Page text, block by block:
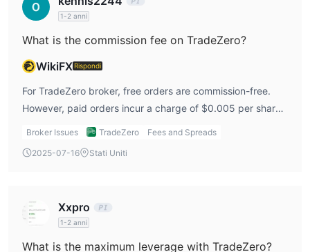
1-2 anni
What is the commission fee on TradeZero?
WikiFX Rispondi
For TradeZero broker, free orders are commission-free.
However, paid orders incur a charge of $0.005 per share,
with a maximum fee of $7.95 per transaction. For options,
along with an OCC fee of $0.02 per contract. These fees
traders.
Broker Issues TradeZero
Fees and Spreads
2025-07-16
Stati Uniti
Xxpro
1-2 anni
What is the maximum leverage with TradeZero?